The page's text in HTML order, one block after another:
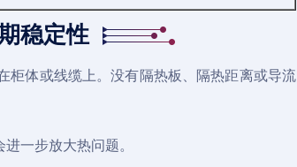
稳定性
柜体或线缆上。没有隔热板、隔热距离或导流
一步放大热问题。